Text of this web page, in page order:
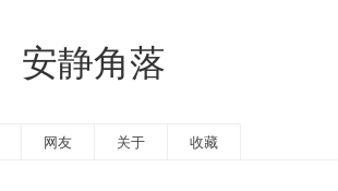
安静角落
网友 关于 收藏